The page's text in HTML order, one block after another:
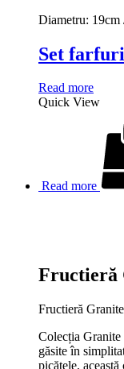
Diametru: 19cm
Set
Read more
Quick View
Read more
Fructieră
Fructieră Granite
Colecția
găsite în
picățele,